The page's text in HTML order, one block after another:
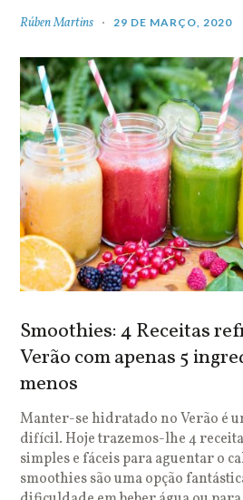
Rúben Martins 29 DE MARÇO, 2020
Smoothies: 4 Receitas
Verão com apenas 5
menos
Manter-se hidratado no Verão é
difícil. Hoje trazemos-lhe 4
simples e fáceis para aguentar o
smoothies são uma opção